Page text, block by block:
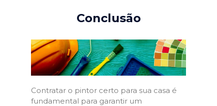
Conclusão
Contratar o pintor certo para sua casa é
fundamental para garantir um